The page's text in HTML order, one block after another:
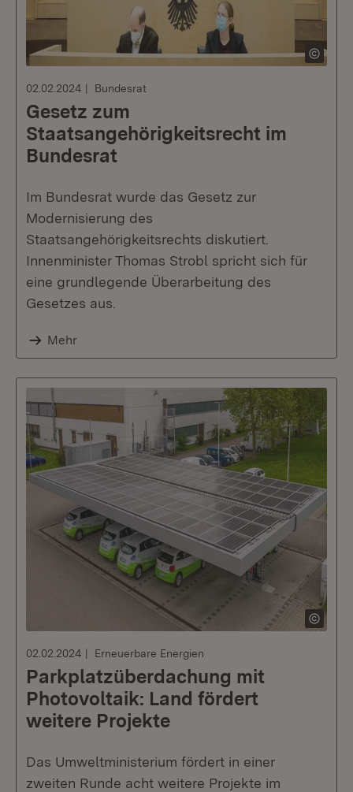
02.02.2024 Bundesrat
Gesetz zum
Staatsangehörigkeitsrecht im
Bundesrat
Im Bundesrat wurde das Gesetz zur
Modernisierung des
Staatsangehörigkeitsrechts diskutiert.
Innenminister Thomas Strobl spricht sich für
eine grundlegende Überarbeitung des
Gesetzes aus.
Mehr
02.02.2024 Erneuerbare Energien
Parkplatzüberdachung mit
Photovoltaik: Land fördert
weitere Projekte
Das Umweltministerium fördert in einer
zweiten Runde acht weitere Projekte im